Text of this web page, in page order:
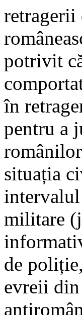
retragerii
potrivit
în
pentru a
situația
militare
de
evreii